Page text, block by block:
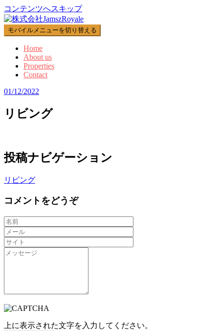
コンテンツへスキップ
モバイルメニューを切り替える
Home
About us
Properties
Contact
01/12/2022
リビング
投稿ナビゲーション
リビング
コメントをどうぞ
上に表示された文字を入力してください。